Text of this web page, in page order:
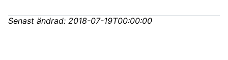
Senast ändrad: 2018-07-19T00:00:00